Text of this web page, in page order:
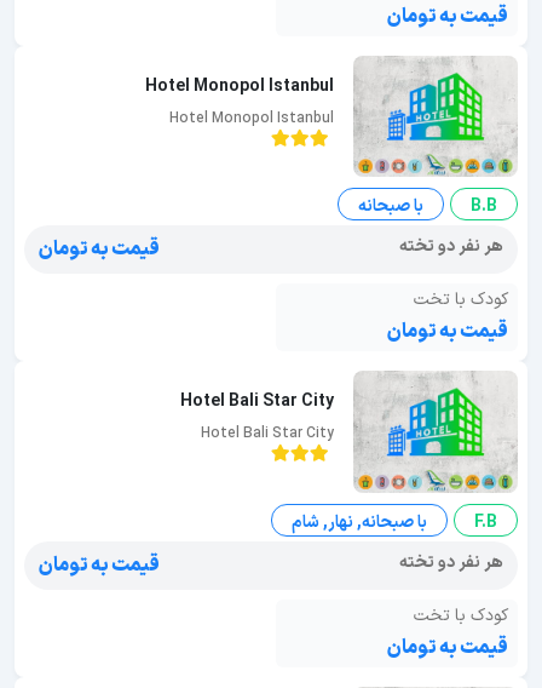
قیمت به تومان
Hotel Monopol Istanbul
Hotel Monopol Istanbul
B.B
با صبحانه
هر نفر دو تخته
قیمت به تومان
کودک با تخت
قیمت به تومان
Hotel Bali Star City
Hotel Bali Star City
F.B
با صبحانه, نهار, شام
هر نفر دو تخته
قیمت به تومان
کودک با تخت
قیمت به تومان